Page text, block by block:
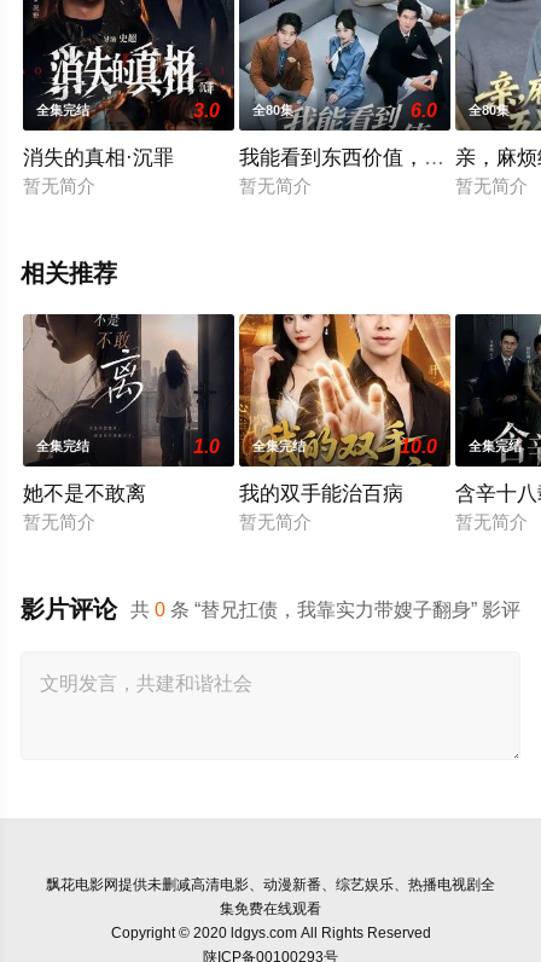
全集完结 3.0
消失的真相·沉罪
暂无简介
全80集 6.0
我能看到东西价值，成了富贵花
暂无简介
全80集
亲，麻
暂无简介
相关推荐
全集完结 1.0
她不是不敢离
暂无简介
全集完结 10.0
我的双手能治百病
暂无简介
全集完结
含辛十
暂无简介
共0 条 “替兄扛债，我靠实力带嫂子翻身” 影评
影片评论
飘花电影网提供未删减高清电影、动漫新番、综艺娱乐、热播电视剧全
集免费在线观看
Copyright © 2020 ldgys.com All Rights Reserved
陕ICP备00100293号